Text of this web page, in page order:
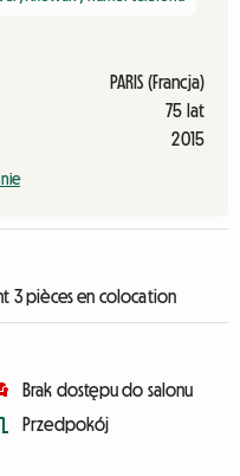
PARIS (Francja)
75 lat
2015
3 pièces en colocation
Brak dostępu do salonu
Przedpokój